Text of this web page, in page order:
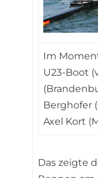
Im
U23-Boot
Berghofer
Axel Kort
Das zeigte